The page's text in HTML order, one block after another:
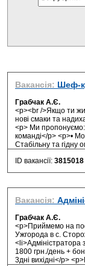
Вакансія: Шеф-
Грабчак А.Є.
<p><br />Якщо ти
нові смаки та
<p> Ми
команді</p> <p>•
Стабільну та гідну
ID вакансії: 3815018
Вакансія:
Грабчак А.Є.
<p>Приймемо на
Ужгорода в с.
<li>Адміністратора
1800 грн./день +
3дні вихідні</p>